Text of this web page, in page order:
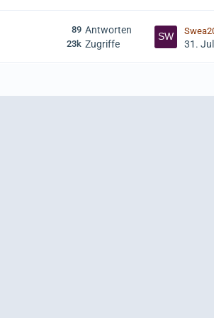
Antworten
89
Zugriffe
23k 31.